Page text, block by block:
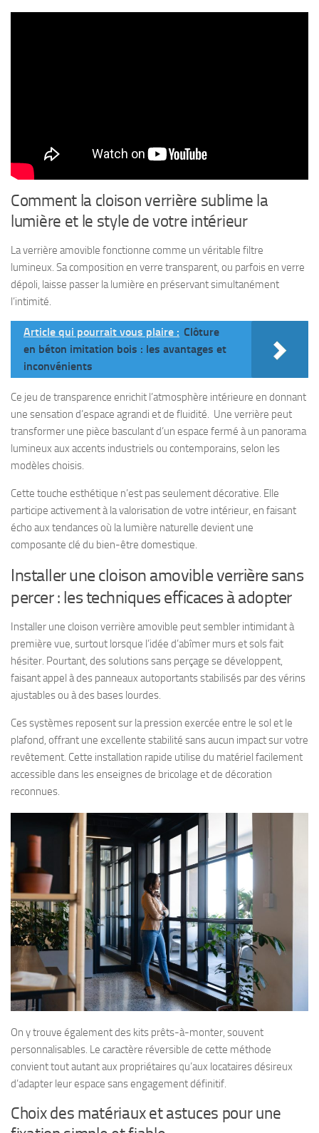
Comment la cloison verrière sublime la
lumière et le style de votre intérieur
La verrière amovible fonctionne comme un véritable filtre
lumineux. Sa composition en verre transparent, ou parfois en verre
dépoli, laisse passer la lumière en préservant simultanément
l’intimité.
Article qui pourrait vous plaire : Clôture
en béton imitation bois : les avantages et
inconvénients
Ce jeu de transparence enrichit l’atmosphère intérieure en donnant
une sensation d’espace agrandi et de fluidité. Une verrière peut
transformer une pièce basculant d’un espace fermé à un panorama
lumineux aux accents industriels ou contemporains, selon les
modèles choisis.
Cette touche esthétique n’est pas seulement décorative. Elle
participe activement à la valorisation de votre intérieur, en faisant
écho aux tendances où la lumière naturelle devient une
composante clé du bien-être domestique.
Installer une cloison amovible verrière sans
percer : les techniques efficaces à adopter
Installer une cloison verrière amovible peut sembler intimidant à
première vue, surtout lorsque l’idée d’abîmer murs et sols fait
hésiter. Pourtant, des solutions sans perçage se développent,
faisant appel à des panneaux autoportants stabilisés par des vérins
ajustables ou à des bases lourdes.
Ces systèmes reposent sur la pression exercée entre le sol et le
plafond, offrant une excellente stabilité sans aucun impact sur votre
revêtement. Cette installation rapide utilise du matériel facilement
accessible dans les enseignes de bricolage et de décoration
reconnues.
On y trouve également des kits prêts-à-monter, souvent
personnalisables. Le caractère réversible de cette méthode
convient tout autant aux propriétaires qu’aux locataires désireux
d’adapter leur espace sans engagement définitif.
Choix des matériaux et astuces pour une